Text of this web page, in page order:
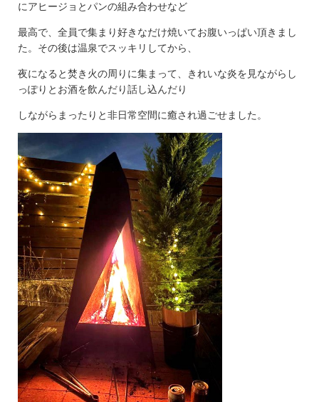
にアヒージョとパンの組み合わせなど
最高で、全員で集まり好きなだけ焼いてお腹いっぱい頂きまし
た。その後は温泉でスッキリしてから、
夜になると焚き火の周りに集まって、きれいな炎を見ながらし
っぽりとお酒を飲んだり話し込んだり
しながらまったりと非日常空間に癒され過ごせました。